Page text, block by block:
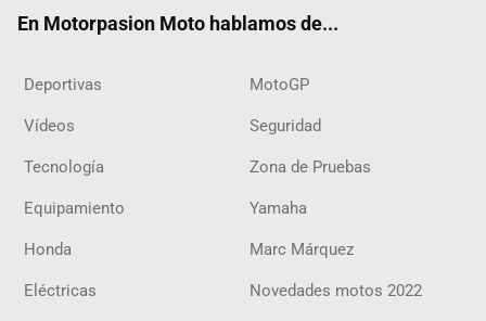
En Motorpasion Moto hablamos de...
Deportivas MotoGP
Vídeos Seguridad
Tecnología Zona de Pruebas
Equipamiento Yamaha
Honda Marc Márquez
Eléctricas Novedades motos 2022